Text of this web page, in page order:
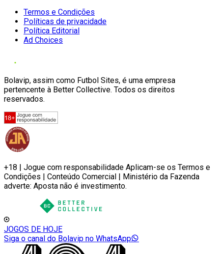
Termos e Condições
Políticas de privacidade
Política Editorial
Ad Choices
Bolavip, assim como Futbol Sites, é uma empresa
pertencente à Better Collective. Todos os direitos
reservados.
+18 | Jogue com responsabilidade Aplicam-se os Termos e
Condições | Conteúdo Comercial | Ministério da Fazenda
adverte: Aposta não é investimento.
JOGOS DE HOJE
Siga o canal do Bolavip no WhatsApp